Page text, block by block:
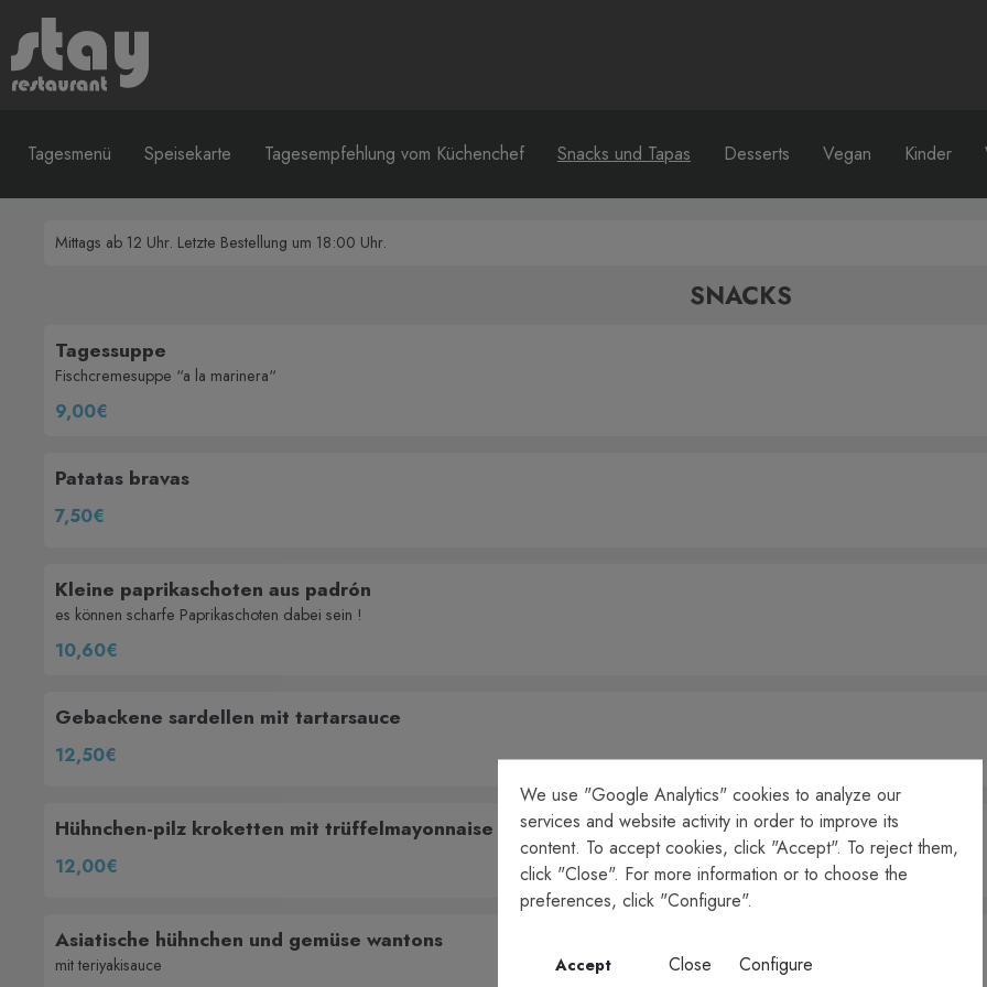
Tagesmenü Speisekarte Tagesempfehlung vom Küchenchef Snacks und Tapas Desserts Vegan Kinder
Mittags ab 12 Uhr. Letzte Bestellung um 18:00 Uhr.
SNACKS
Tagessuppe
Fischcremesuppe “a la marinera“
9,00€
Patatas bravas
7,50€
Kleine paprikaschoten aus padrón
es können scharfe Paprikaschoten dabei sein !
10,60€
Gebackene sardellen mit tartarsauce
12,50€
Hühnchen-pilz kroketten mit trüffelmayonnaise
12,00€
Asiatische hühnchen und gemüse wantons
mit teriyakisauce
We use "Google Analytics" cookies to analyze our
services and website activity in order to improve its
content. To accept cookies, click "Accept". To reject them,
click "Close". For more information or to choose the
preferences, click "Configure".
Accept Close Configure